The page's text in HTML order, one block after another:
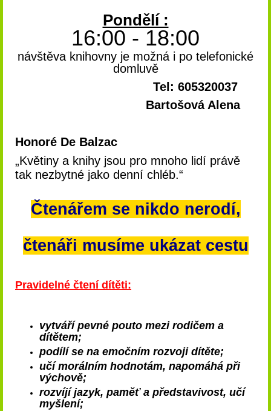
Pondělí :
16:00 - 18:00
návštěva knihovny je možná i po telefonické
domluvě
Tel: 605320037
Bartošová Alena
Honoré De Balzac
„Květiny a knihy jsou pro mnoho lidí právě
tak nezbytné jako denní chléb.“
Čtenářem se nikdo nerodí,
čtenáři musíme ukázat cestu
Pravidelné čtení dítěti:
vytváří pevné pouto mezi rodičem a
dítětem;
podílí se na emočním rozvoji dítěte;
učí morálním hodnotám, napomáhá při
výchově;
rozvíjí jazyk, paměť a představivost, učí
myšlení;